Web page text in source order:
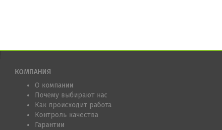
КОМПАНИЯ
О компании
Почему выбирают нас
Как происходит работа
Контроль качества
Гарантии